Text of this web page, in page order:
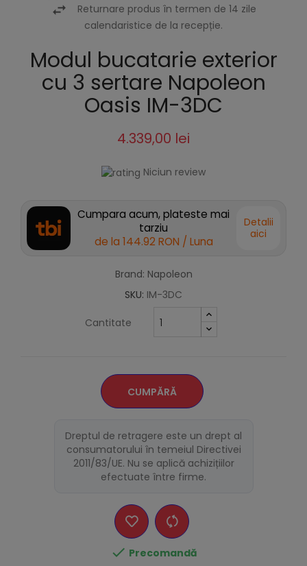
Returnare produs în termen de 14 zile
calendaristice de la recepție.
Modul bucatarie exterior
cu 3 sertare Napoleon
Oasis IM-3DC
4.339,00 lei
Niciun review
Cumpara acum, plateste mai
tarziu
de la 144.92 RON / Luna
Detalii
aici
Brand: Napoleon
SKU: IM-3DC
Cantitate
CUMPĂRĂ
Dreptul de retragere este un drept al
consumatorului în temeiul Directivei
2011/83/UE. Nu se aplică achizițiilor
efectuate între firme.
 Precomandă